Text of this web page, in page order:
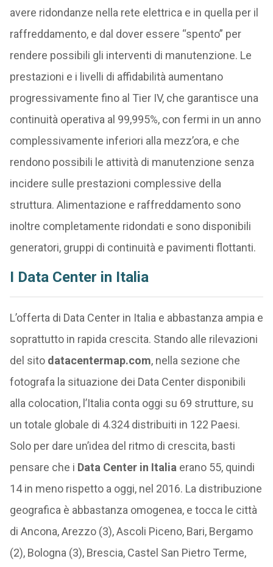
avere ridondanze nella rete elettrica e in quella per il
raffreddamento, e dal dover essere “spento” per
rendere possibili gli interventi di manutenzione. Le
prestazioni e i livelli di affidabilità aumentano
progressivamente fino al Tier IV, che garantisce una
continuità operativa al 99,995%, con fermi in un anno
complessivamente inferiori alla mezz’ora, e che
rendono possibili le attività di manutenzione senza
incidere sulle prestazioni complessive della
struttura. Alimentazione e raffreddamento sono
inoltre completamente ridondati e sono disponibili
generatori, gruppi di continuità e pavimenti flottanti.
I Data Center in Italia
L’offerta di Data Center in Italia e abbastanza ampia e
soprattutto in rapida crescita. Stando alle rilevazioni
del sito datacentermap.com, nella sezione che
fotografa la situazione dei Data Center disponibili
alla colocation, l’Italia conta oggi su 69 strutture, su
un totale globale di 4.324 distribuiti in 122 Paesi.
Solo per dare un’idea del ritmo di crescita, basti
pensare che i Data Center in Italia erano 55, quindi
14 in meno rispetto a oggi, nel 2016. La distribuzione
geografica è abbastanza omogenea, e tocca le città
di Ancona, Arezzo (3), Ascoli Piceno, Bari, Bergamo
(2), Bologna (3), Brescia, Castel San Pietro Terme,